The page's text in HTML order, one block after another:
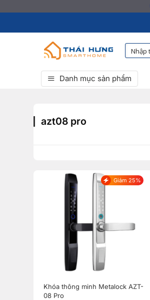
qua
Danh mục sản phẩm
azt08 pro
Giảm 25%
Khóa thông minh Metalock AZT-
08 Pro